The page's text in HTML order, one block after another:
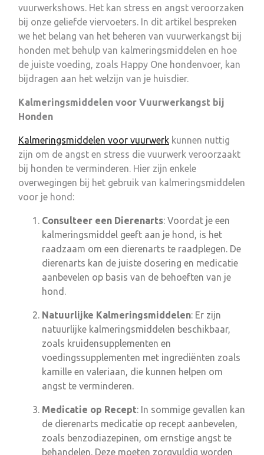
vuurwerkshows. Het kan stress en angst veroorzaken
bij onze geliefde viervoeters. In dit artikel bespreken
we het belang van het beheren van vuurwerkangst bij
honden met behulp van kalmeringsmiddelen en hoe
de juiste voeding, zoals Happy One hondenvoer, kan
bijdragen aan het welzijn van je huisdier.
Kalmeringsmiddelen voor Vuurwerkangst bij
Honden
Kalmeringsmiddelen voor vuurwerk kunnen nuttig
zijn om de angst en stress die vuurwerk veroorzaakt
bij honden te verminderen. Hier zijn enkele
overwegingen bij het gebruik van kalmeringsmiddelen
voor je hond:
Consulteer een Dierenarts: Voordat je een
kalmeringsmiddel geeft aan je hond, is het
raadzaam om een dierenarts te raadplegen. De
dierenarts kan de juiste dosering en medicatie
aanbevelen op basis van de behoeften van je
hond.
Natuurlijke Kalmeringsmiddelen: Er zijn
natuurlijke kalmeringsmiddelen beschikbaar,
zoals kruidensupplementen en
voedingssupplementen met ingrediënten zoals
kamille en valeriaan, die kunnen helpen om
angst te verminderen.
Medicatie op Recept: In sommige gevallen kan
de dierenarts medicatie op recept aanbevelen,
zoals benzodiazepinen, om ernstige angst te
behandelen. Deze moeten zorgvuldig worden